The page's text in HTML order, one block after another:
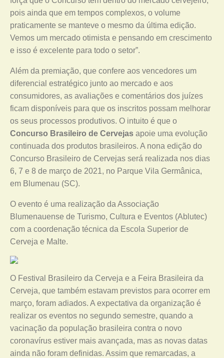
pois ainda que em tempos complexos, o volume
praticamente se manteve o mesmo da última edição.
Vemos um mercado otimista e pensando em crescimento
e isso é excelente para todo o setor”.
Além da premiação, que confere aos vencedores um
diferencial estratégico junto ao mercado e aos
consumidores, as avaliações e comentários dos juízes
ficam disponíveis para que os inscritos possam melhorar
os seus processos produtivos. O intuito é que o
Concurso Brasileiro de Cervejas apoie uma evolução
continuada dos produtos brasileiros. A nona edição do
Concurso Brasileiro de Cervejas será realizada nos dias
6, 7 e 8 de março de 2021, no Parque Vila Germânica,
em Blumenau (SC).
O evento é uma realização da Associação
Blumenauense de Turismo, Cultura e Eventos (Ablutec)
com a coordenação técnica da Escola Superior de
Cerveja e Malte.
O Festival Brasileiro da Cerveja e a Feira Brasileira da
Cerveja, que também estavam previstos para ocorrer em
março, foram adiados. A expectativa da organização é
realizar os eventos no segundo semestre, quando a
vacinação da população brasileira contra o novo
coronavírus estiver mais avançada, mas as novas datas
ainda não foram definidas. Assim que remarcadas, a